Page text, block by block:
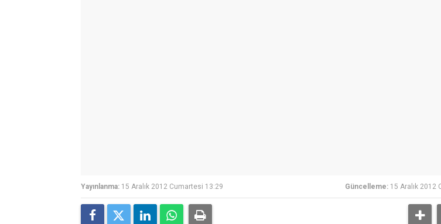
Yayınlanma: 15 Aralık 2012 Cumartesi 13:29 Güncelleme: 15 Aralık 2012